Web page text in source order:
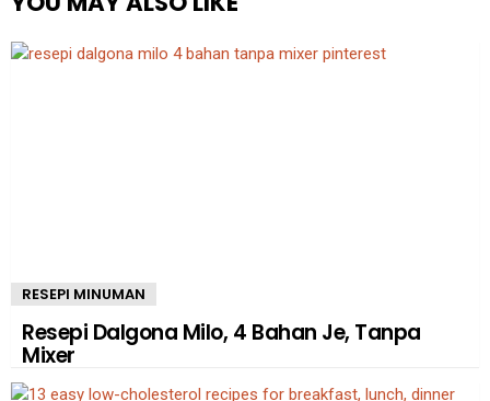
RESEPI MINUMAN
Resepi Dalgona Milo, 4 Bahan Je, Tanpa
Mixer